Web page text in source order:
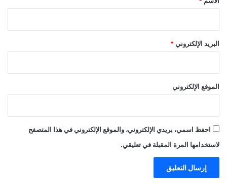
البريد الإلكتروني *
الموقع الإلكتروني
احفظ اسمي، بريدي الإلكتروني، والموقع الإلكتروني في هذا المتصفح
لاستخدامها المرة المقبلة في تعليقي.